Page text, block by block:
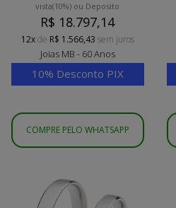
vista(10%) ou Deposito
R$ 18.797,14
12xde R$ 1.566,43 sem juros
Joias MB - 60 Anos
10% Desconto PIX
COMPRE PELO WHATSAPP